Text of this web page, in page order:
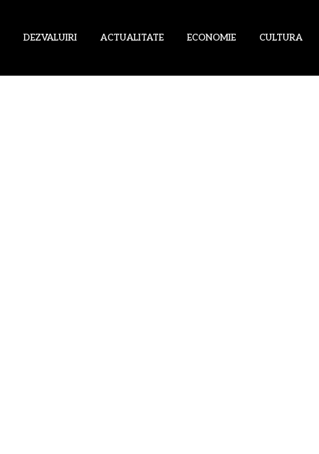
DEZVALUIRI ACTUALITATE ECONOMIE CULTURA